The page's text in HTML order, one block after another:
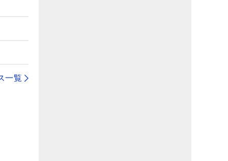
一覧